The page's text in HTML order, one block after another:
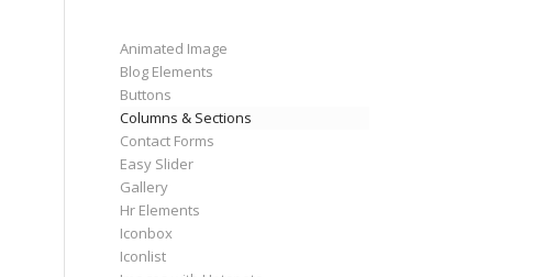
Animated Image
Blog Elements
Buttons
Columns & Sections
Contact Forms
Easy Slider
Gallery
Hr Elements
Iconbox
Iconlist